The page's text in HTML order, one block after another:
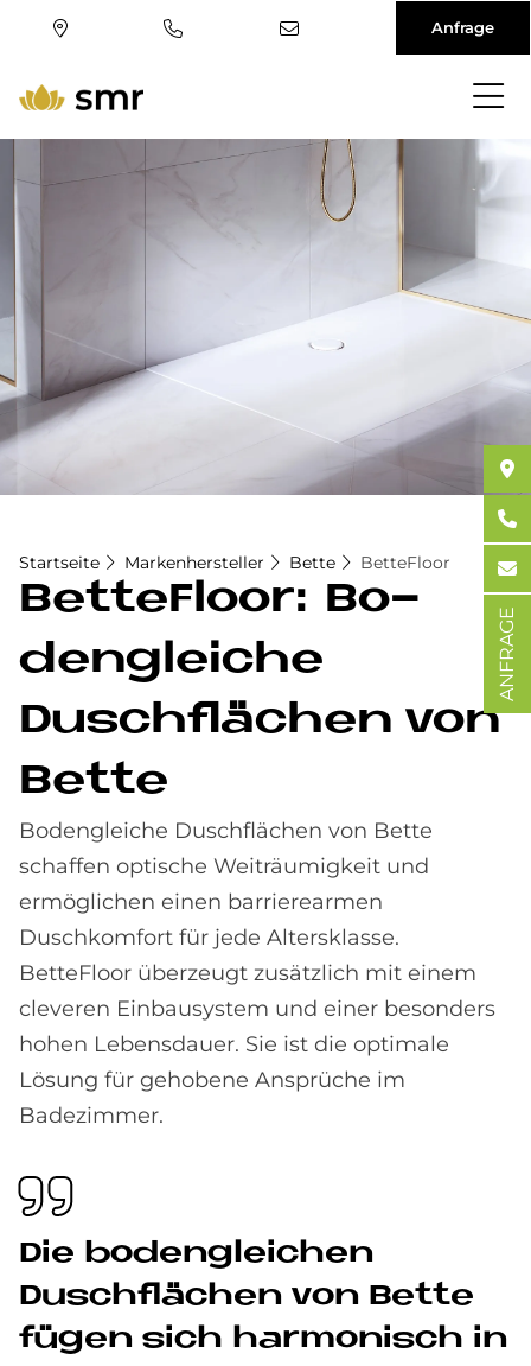
Inhalt
Anfrage
Startseite Markenhersteller Bette BetteFloor
Bet­te­Floor: Bo­
den­gleiche
Dusch­flä­chen von
Bet­te
Bodengleiche Duschflächen von Bette
schaffen optische Weiträumigkeit und
ermöglichen einen barrierearmen
Duschkomfort für jede Altersklasse.
BetteFloor überzeugt zusätzlich mit einem
cleveren Einbausystem und einer besonders
hohen Lebensdauer. Sie ist die optimale
Lösung für gehobene Ansprüche im
Badezimmer.
Die bo­den­glei­chen
Dusch­flä­chen von Bet­te
fü­gen sich har­mo­nisch in
ANFRAGE